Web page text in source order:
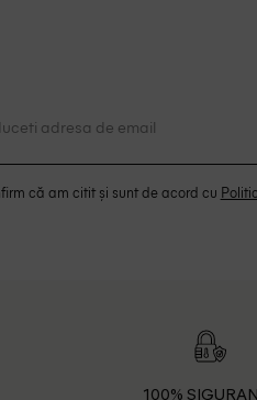
că am citit și sunt de acord cu
100%